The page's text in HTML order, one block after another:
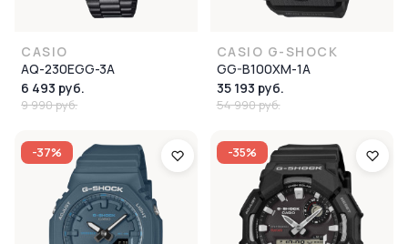
CASIO
AQ-230EGG-3A
6 493 руб.
9 990 руб.
CASIO G-SHOCK
GG-B100XM-1A
35 193 руб.
54 990 руб.
-37% -35%